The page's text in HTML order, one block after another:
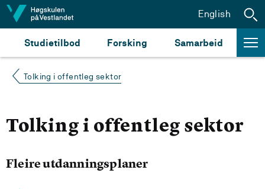
Hopp til innhald
Studietilbod Forsking Samarbeid
English
Tolking i offentleg sektor
Tolking i offentleg sektor
Fleire utdanningsplaner